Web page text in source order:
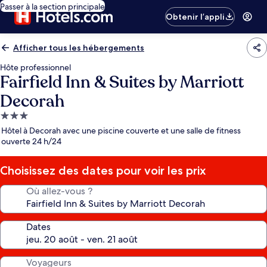
Passer à la section principale
Obtenir l’appli
Afficher tous les hébergements
Hôte professionnel
Fairfield Inn & Suites by Marriott
Decorah
Hébergement
3.0 étoiles
Hôtel à Decorah avec une piscine couverte et une salle de fitness
ouverte 24 h/24
Choisissez des dates pour voir les prix
Où allez-vous ?
Dates
Voyageurs